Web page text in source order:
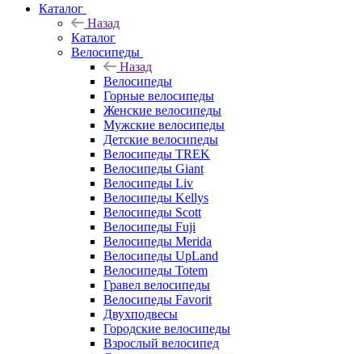
Каталог
Назад
Каталог
Велосипеды
Назад
Велосипеды
Горные велосипеды
Женские велосипеды
Мужские велосипеды
Детские велосипеды
Велосипеды TREK
Велосипеды Giant
Велосипеды Liv
Велосипеды Kellys
Велосипеды Scott
Велосипеды Fuji
Велосипеды Merida
Велосипеды UpLand
Велосипеды Totem
Гравел велосипеды
Велосипеды Favorit
Двухподвесы
Городские велосипеды
Взрослый велосипед